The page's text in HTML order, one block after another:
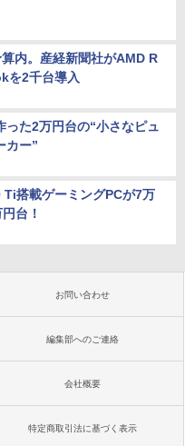
内。産経新聞社がAMD R
を2千台導入
った2万円台の“小さなピュ
カー”
搭載ゲーミングPCが7万
台！
お問い合わせ
編集部へのご連絡
会社概要
特定商取引法に基づく表示